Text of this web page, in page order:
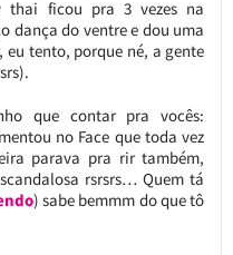
thai ficou pra 3 vezes na
dança do ventre e dou uma
tento, porque né, a gente
que contar pra vocês:
no Face que toda vez
parava pra rir também,
rsrsrs… Quem tá
) sabe bemmm do que tô